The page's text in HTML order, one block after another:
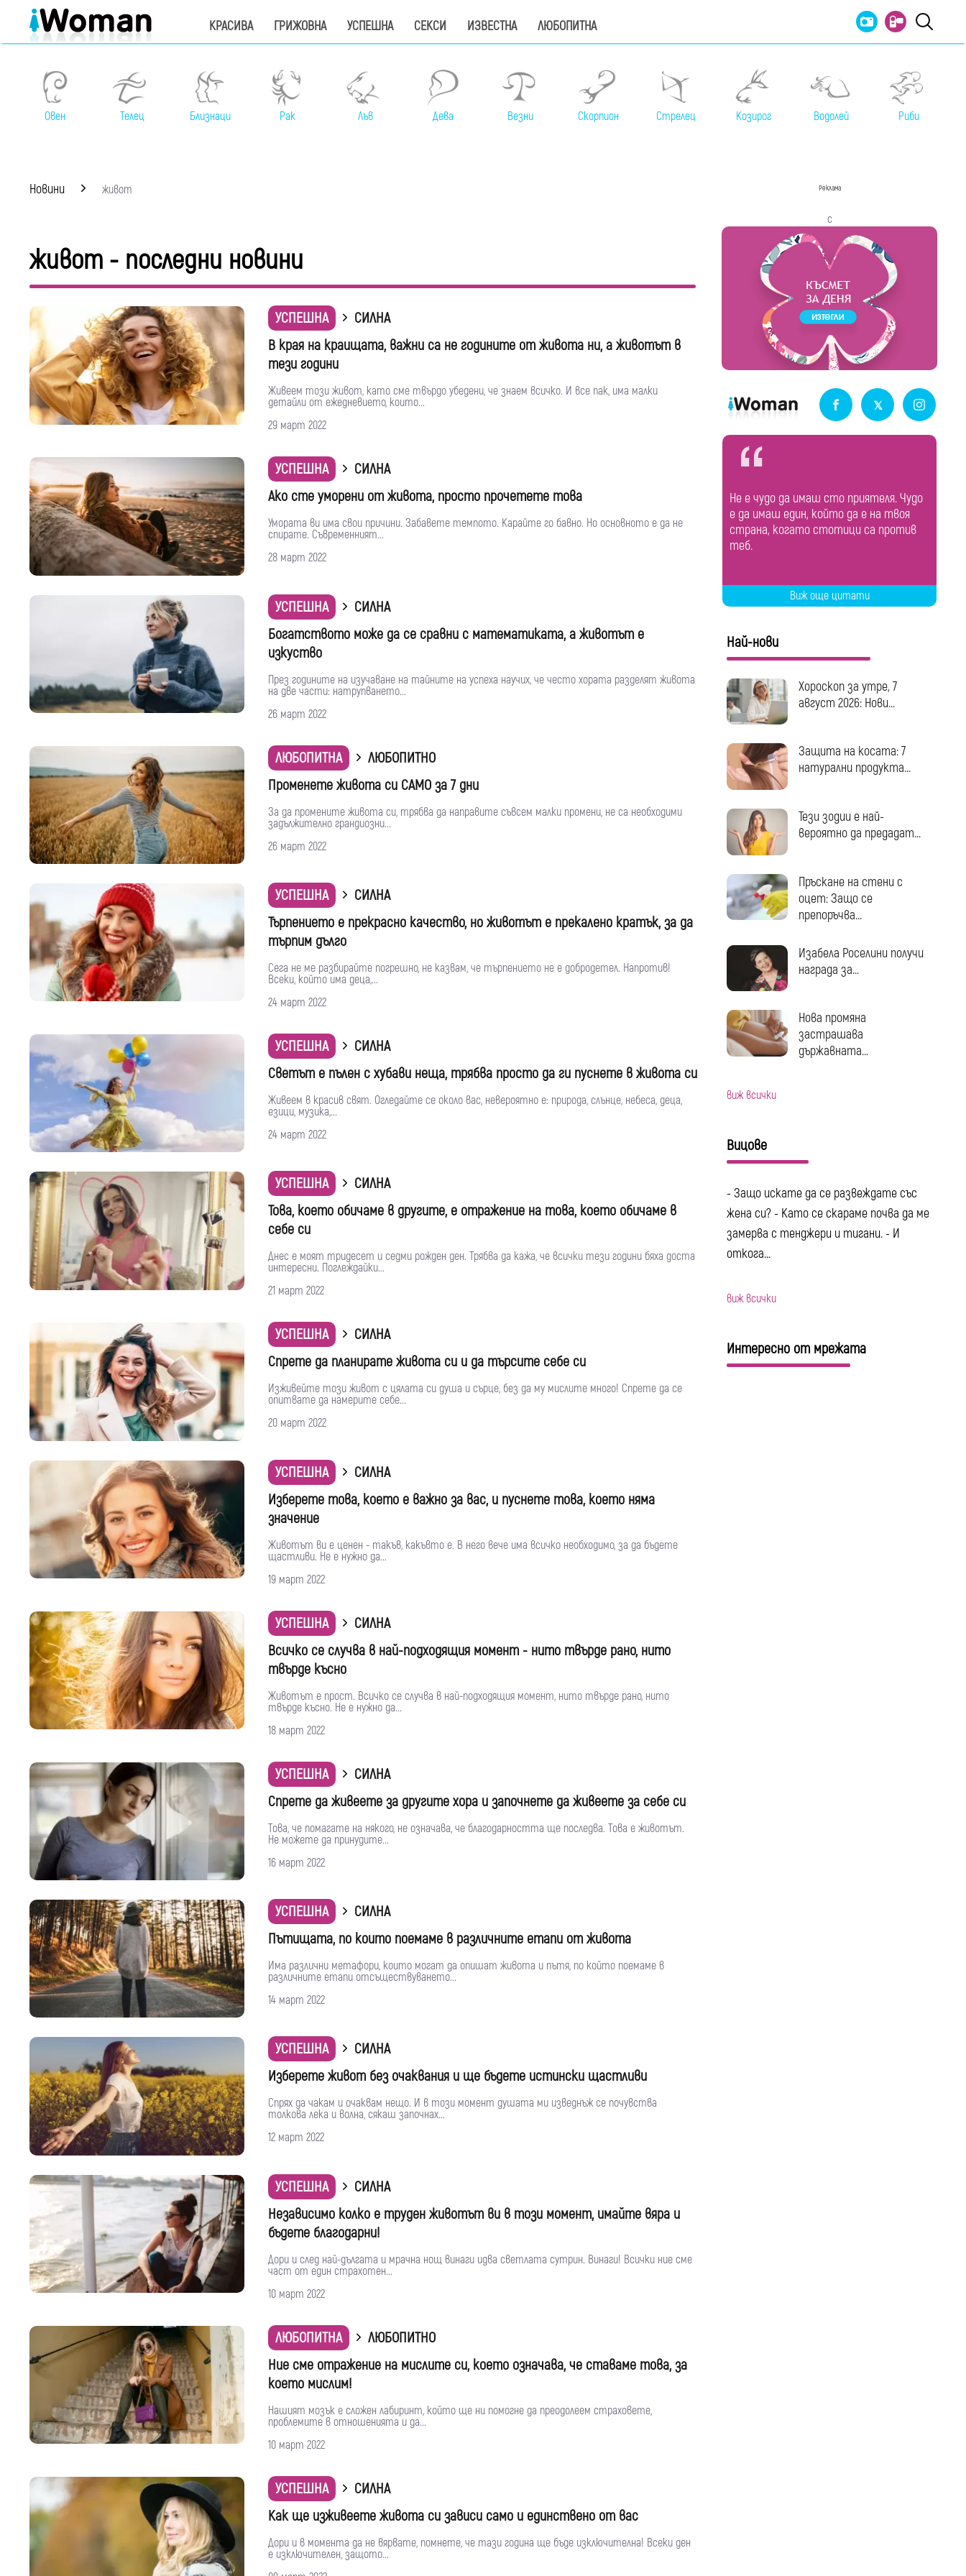
КРАСИВА ГРИЖОВНА УСПЕШНА СЕКСИ ИЗВЕСТНА ЛЮБОПИТНА
Овен Телец Близнаци Рак Лъв Дева Везни Скорпион Стрелец Козирог Водолей Риби
Новини живот
живот - последни новини
УСПЕШНА
СИЛНА
В края на краищата, важни са не годините от живота ни, а животът в
тези години
Живеем този живот, като сме твърдо убедени, че знаем всичко. И все пак, има малки
детайли от ежедневието, които...
29 март 2022
УСПЕШНА
СИЛНА
Ако сте уморени от живота, просто прочетете това
Умората ви има свои причини. Забавете темпото. Карайте го бавно. Но основното е да не
спирате. Съвременният...
28 март 2022
УСПЕШНА
СИЛНА
Богатството може да се сравни с математиката, а животът е
изкуство
През годините на изучаване на тайните на успеха научих, че често хората разделят живота
на две части: натрупването...
26 март 2022
ЛЮБОПИТНА
ЛЮБОПИТНО
Променете живота си САМО за 7 дни
За да промените живота си, трябва да направите съвсем малки промени, не са необходими
задължително грандиозни...
26 март 2022
УСПЕШНА
СИЛНА
Търпението е прекрасно качество, но животът е прекалено кратък, за да
търпим дълго
Сега не ме разбирайте погрешно, не казвам, че търпението не е добродетел. Напротив!
Всеки, който има деца,...
24 март 2022
УСПЕШНА
СИЛНА
Светът е пълен с хубави неща, трябва просто да ги пуснете в живота си
Живеем в красив свят. Огледайте се около вас, невероятно е: природа, слънце, небеса, деца,
езици, музика,...
24 март 2022
УСПЕШНА
СИЛНА
Това, което обичаме в другите, е отражение на това, което обичаме в
себе си
Днес е моят тридесет и седми рожден ден. Трябва да кажа, че всички тези години бяха доста
интересни. Поглеждайки...
21 март 2022
УСПЕШНА
СИЛНА
Спрете да планирате живота си и да търсите себе си
Изживейте този живот с цялата си душа и сърце, без да му мислите много! Спрете да се
опитвате да намерите себе...
20 март 2022
УСПЕШНА
СИЛНА
Изберете това, което е важно за вас, и пуснете това, което няма
значение
Животът ви е ценен - ​​такъв, какъвто е. В него вече има всичко необходимо, за да бъдете
щастливи. Не е нужно да...
19 март 2022
УСПЕШНА
СИЛНА
Всичко се случва в най-подходящия момент - нито твърде рано, нито
твърде късно
Животът е прост. Всичко се случва в най-подходящия момент, нито твърде рано, нито
твърде късно. Не е нужно да...
18 март 2022
УСПЕШНА
СИЛНА
Спрете да живеете за другите хора и започнете да живеете за себе си
Това, че помагате на някого, не означава, че благодарността ще последва. Това е животът.
Не можете да принудите...
16 март 2022
УСПЕШНА
СИЛНА
Пътищата, по които поемаме в различните етапи от живота
Има различни метафори, които могат да опишат живота и пътя, по който поемаме в
различните етапи отсъществуването...
14 март 2022
УСПЕШНА
СИЛНА
Изберете живот без очаквания и ще бъдете истински щастливи
Спрях да чакам и очаквам нещо. И в този момент душата ми изведнъж се почувства
толкова лека и волна, сякаш започнах...
12 март 2022
УСПЕШНА
СИЛНА
Независимо колко е труден животът ви в този момент, имайте вяра и
бъдете благодарни!
Дори и след най-дългата и мрачна нощ винаги идва светлата сутрин. Винаги! Всички ние сме
част от един страхотен...
10 март 2022
ЛЮБОПИТНА
ЛЮБОПИТНО
Ние сме отражение на мислите си, което означава, че ставаме това, за
което мислим!
Нашият мозък е сложен лабиринт, който ще ни помогне да преодолеем страховете,
проблемите в отношенията и да...
10 март 2022
УСПЕШНА
СИЛНА
Как ще изживеете живота си зависи само и единствено от вас
Дори и в момента да не вярвате, помнете, че тази година ще бъде изключителна! Всеки ден
е изключителен, защото...
Реклама
с
Не е чудо да имаш сто приятеля. Чудо
е да имаш един, който да е на твоя
страна, когато стотици са против
теб.
Виж още цитати
Най-нови
Хороскоп за утре, 7
август 2026: Нови...
Защита на косата: 7
натурални продукта...
Тези зодии е най-
вероятно да предадат...
Пръскане на стени с
оцет: Защо се
препоръчва...
Изабела Роселини получи
награда за...
Нова промяна
застрашава
държавната...
виж всички
Вицове
- Защо искате да се развеждате със
жена си? - Като се скараме почва да ме
замерва с тенджери и тигани. - И
откога...
виж всички
Интересно от мрежата